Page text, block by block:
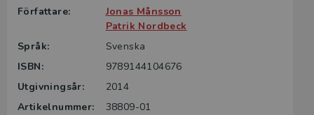
Författare:
Jonas Månsson
Patrik Nordbeck
Språk:
Svenska
ISBN:
9789144104676
Utgivningsår:
2014
Artikelnummer:
38809-01